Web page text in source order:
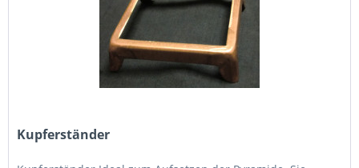
Kupferständer